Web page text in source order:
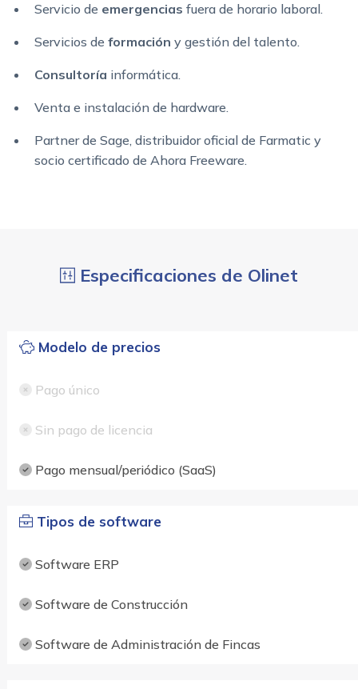
Servicio de emergencias fuera de horario laboral.
Servicios de formación y gestión del talento.
Consultoría informática.
Venta e instalación de hardware.
Partner de Sage, distribuidor oficial de Farmatic y
socio certificado de Ahora Freeware.
Especificaciones de Olinet
Modelo de precios
Pago único
Sin pago de licencia
Pago mensual/periódico (SaaS)
Tipos de software
Software ERP
Software de Construcción
Software de Administración de Fincas